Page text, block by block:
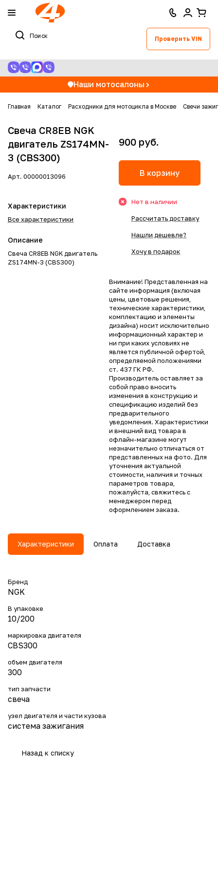
Проверить VIN
Наши мотосалоны
Главная Каталог Расходники для мотоцикла в Москве Свечи
Свеча CR8EB NGK
двигатель ZS174MN-
3 (CBS300)
Арт. 00000013096
Характеристики
Все характеристики
Описание
Свеча CR8EB NGK двигатель
ZS174MN-3 (CBS300)
900 руб.
В корзину
Нет в наличии
Рассчитать доставку
Нашли дешевле?
Хочу в подарок
Внимание! Представленная на
сайте информация (включая
цены, цветовые решения,
технические характеристики,
комплектацию и элементы
дизайна) носит исключительно
информационный характер и
ни при каких условиях не
является публичной офертой,
определяемой положениями
ст. 437 ГК РФ.
Производитель оставляет за
собой право вносить
изменения в конструкцию и
спецификацию изделий без
предварительного
уведомления. Характеристики
и внешний вид товара в
офлайн-магазине могут
незначительно отличаться от
представленных на фото. Для
уточнения актуальной
стоимости, наличия и точных
параметров товара,
пожалуйста, свяжитесь с
менеджером перед
оформлением заказа.
Характеристики Оплата Доставка
Бренд
NGK
В упаковке
10/200
маркировка двигателя
CBS300
объем двигателя
300
тип запчасти
свеча
узел двигателя и части кузова
система зажигания
Назад к списку